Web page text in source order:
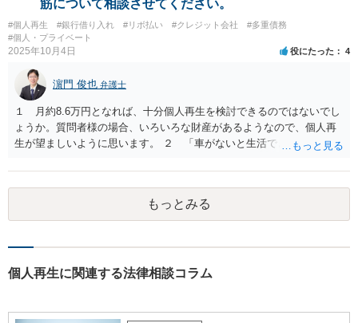
筋について相談させてください。
#個人再生 #銀行借り入れ #リボ払い #クレジット会社
#多重債務
#個人・プライベート
2025年10月4日 役にたった 4
濵門 俊也 弁護士
１ 月約8.6万円となれば、十分個人再生を検討できるのではないでし
ょうか。質問者様の場合、いろいろな財産があるようなので、個人再
生が望ましいように思います。 ２ 「車がないと生活できない」とい
してもらえるかという点にかかってきます。 ３ 先に回答したとお
り、第一次的には個人再生です。
もっとみる
個人再生に関連する法律相談コラム